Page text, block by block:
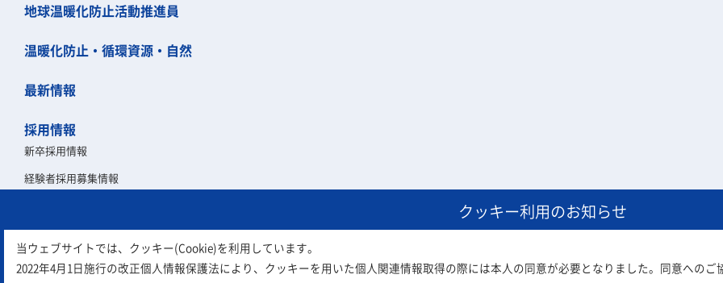
地球温暖化防止活動推進員
温暖化防止・循環資源・自然
最新情報
採用情報
新卒採用情報
経験者採用募集情報
入札情報
クッキー利用のお知らせ
当ウェブサイトでは、クッキー(Cookie)を利用しています。
2022年4月1日施行の改正個人情報保護法により、クッキーを用いた個人関連情報取得の際には本人の同意が必要となりました。同意へのご